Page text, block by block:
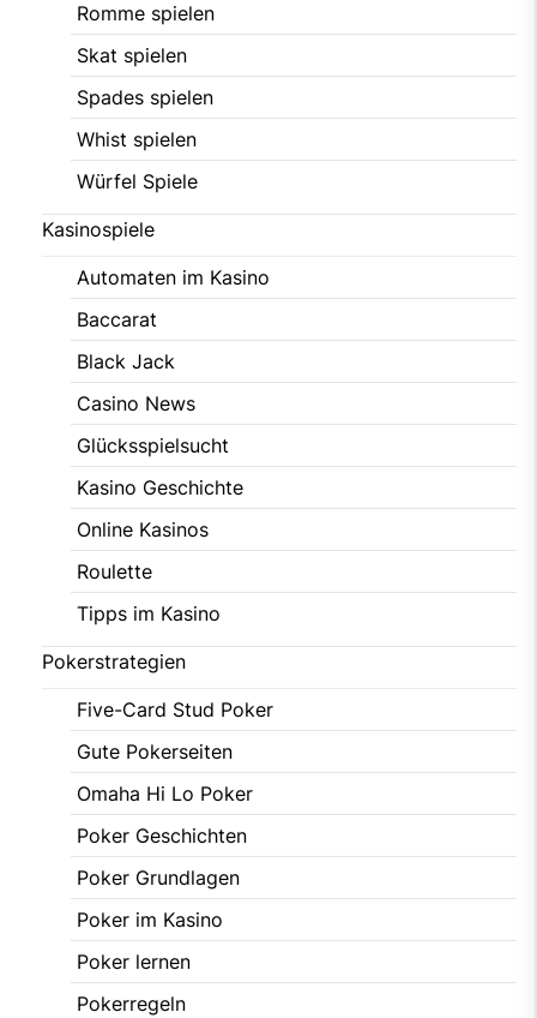
Romme spielen
Skat spielen
Spades spielen
Whist spielen
Würfel Spiele
Kasinospiele
Automaten im Kasino
Baccarat
Black Jack
Casino News
Glücksspielsucht
Kasino Geschichte
Online Kasinos
Roulette
Tipps im Kasino
Pokerstrategien
Five-Card Stud Poker
Gute Pokerseiten
Omaha Hi Lo Poker
Poker Geschichten
Poker Grundlagen
Poker im Kasino
Poker lernen
Pokerregeln